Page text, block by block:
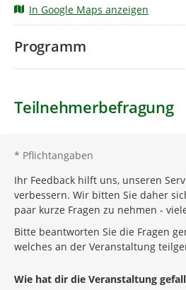
In Google Maps anzeigen
Programm
Teilnehmerbefragung
* Pflichtangaben
Ihr Feedback hilft uns, unseren
verbessern. Wir bitten Sie daher
paar kurze Fragen zu nehmen -
Bitte beantworten Sie die Fragen
welches an der Veranstaltung
Wie hat dir die Veranstaltung